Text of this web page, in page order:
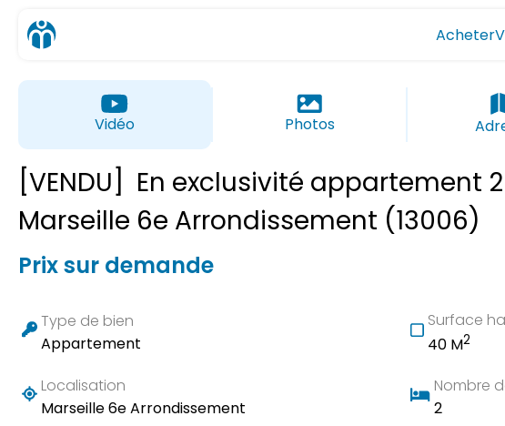
Acheter
Vidéo Photos
[VENDU] En exclusivité appartement
Marseille 6e Arrondissement (13006)
Prix sur demande
Type de bien
Appartement
Surface
40 M2
Localisation
Marseille 6e Arrondissement
Nombre
2